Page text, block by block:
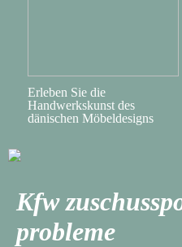
Erleben Sie die
Handwerkskunst des
dänischen Möbeldesigns
Kfw
probleme